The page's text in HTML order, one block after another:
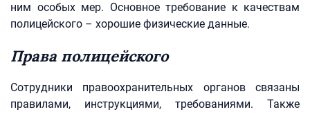
ним особых мер. Основное требование к качествам
полицейского – хорошие физические данные.
Права полицейского
Сотрудники правоохранительных органов связаны
правилами, инструкциями, требованиями. Также